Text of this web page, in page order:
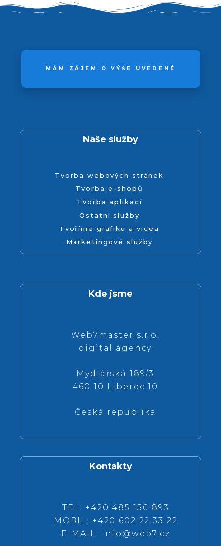
MÁM ZÁJEM O VÝŠE UVEDENÉ
Naše služby
Tvorba webových stránek
Tvorba e-shopů
Tvorba aplikací
Ostatní služby
Tvoříme grafiku a videa
Marketingové služby
Kde jsme
Web7master s.r.o.
digital agency
Mydlářská 189/3
460 10 Liberec 10
Česká republika
Kontakty
TEL: +420 485 150 893
MOBIL: +420 602 22 33 22
E-MAIL: info@web7.cz